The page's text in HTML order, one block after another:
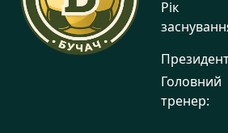
Рік
Головний
тренер: